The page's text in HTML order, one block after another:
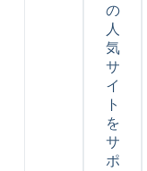
の
人
気
サ
イ
ト
を
サ
ポ